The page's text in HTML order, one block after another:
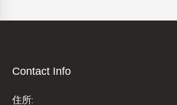
Contact Info
住所: